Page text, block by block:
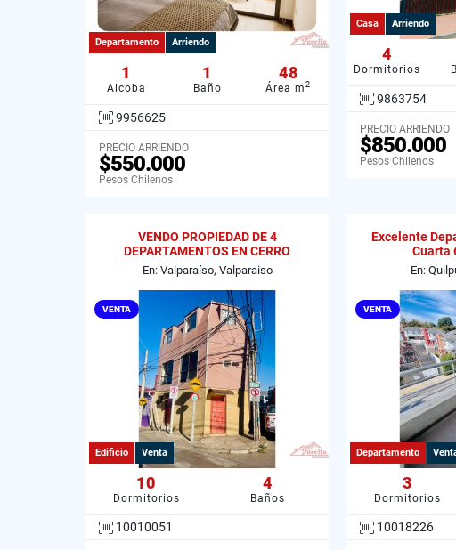
Departamento Arriendo
1
Alcoba
1
Baño
48
Área m 2
9956625
PRECIO ARRIENDO
$550.000
Pesos Chilenos
Casa Arriendo
4
Dormitorios
9863754
PRECIO ARRIENDO
$850.000
Pesos Chilenos
VENDO PROPIEDAD DE 4
DEPARTAMENTOS EN CERRO
MESILLA, VALPARAISO
En: Valparaíso, Valparaiso
VENTA
Edificio Venta
10
Dormitorios
4
Baños
10010051
Excelente
Cuarta
En:
VENTA
Departamento
3
Dormitorios
10018226